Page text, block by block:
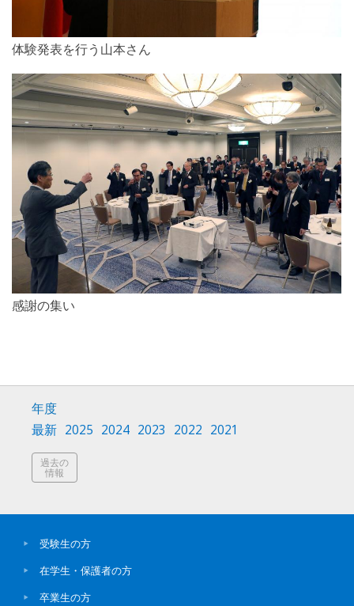
体験発表を行う山本さん
感謝の集い
年度
最新 2025 2024 2023 2022 2021
過去の
情報
受験生の方
在学生・保護者の方
卒業生の方